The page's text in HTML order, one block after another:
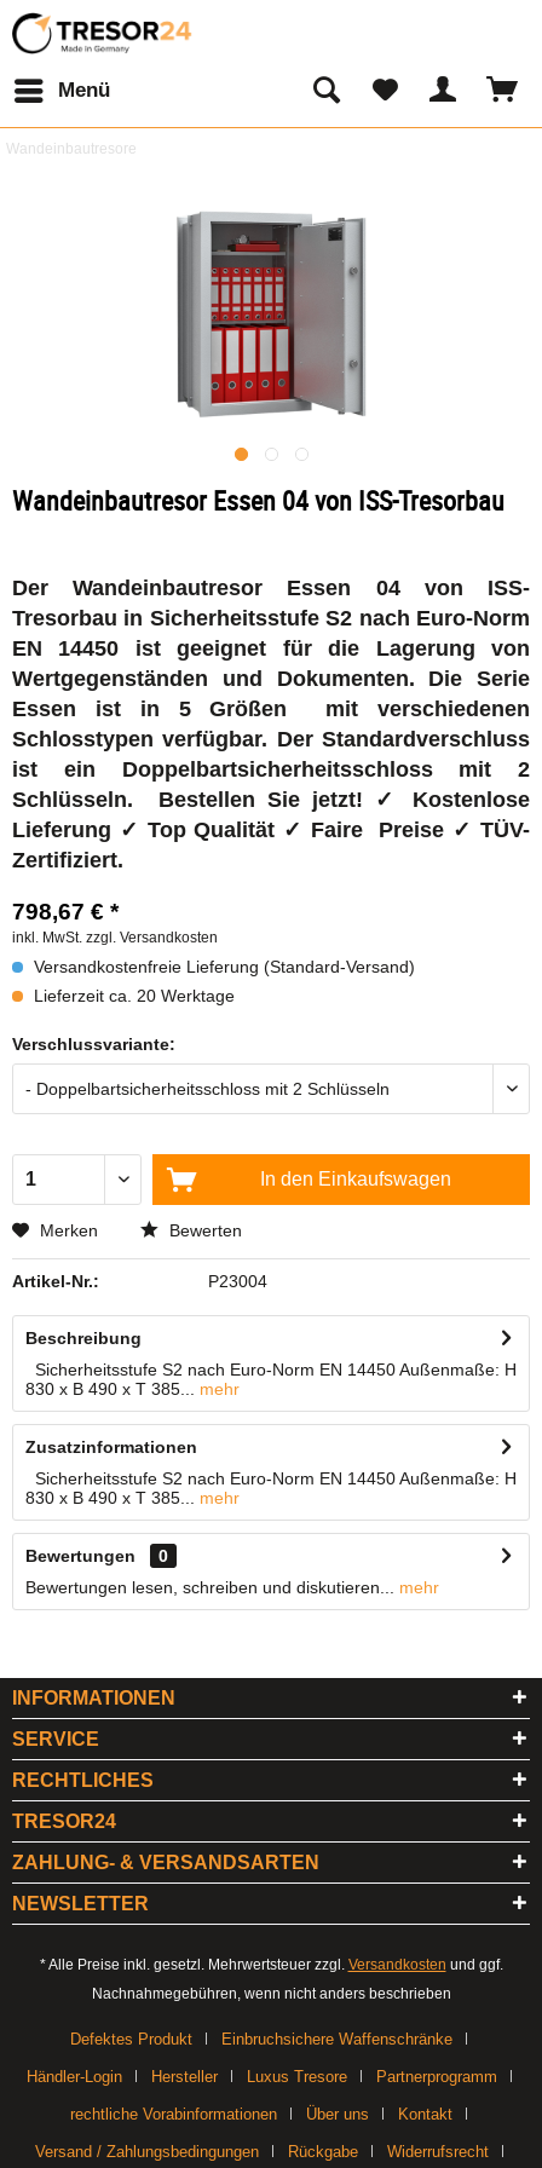
Menü
Wandeinbautresore
Wandeinbautresor Essen 04 von ISS-Tresorbau
Der Wandeinbautresor Essen 04 von ISS-
Tresorbau in Sicherheitsstufe S2 nach Euro-Norm
EN 14450 ist geeignet für die Lagerung von
Wertgegenständen und Dokumenten. Die Serie
Essen ist in 5 Größen mit verschiedenen
Schlosstypen verfügbar. Der Standardverschluss
ist ein Doppelbartsicherheitsschloss mit 2
Schlüsseln. Bestellen Sie jetzt! ✓ Kostenlose
Lieferung ✓ Top Qualität ✓ Faire Preise ✓ TÜV-
Zertifiziert.
798,67 € *
inkl. MwSt. zzgl. Versandkosten
Versandkostenfreie Lieferung (Standard-Versand)
Lieferzeit ca. 20 Werktage
Verschlussvariante:
In den Einkaufswagen
Merken Bewerten
Artikel-Nr.: P23004
Beschreibung
Sicherheitsstufe S2 nach Euro-Norm EN 14450 Außenmaße: H
830 x B 490 x T 385...
mehr
Zusatzinformationen
Sicherheitsstufe S2 nach Euro-Norm EN 14450 Außenmaße: H
830 x B 490 x T 385...
mehr
Bewertungen
0
Bewertungen lesen, schreiben und diskutieren...
mehr
INFORMATIONEN
SERVICE
RECHTLICHES
TRESOR24
ZAHLUNG- & VERSANDSARTEN
NEWSLETTER
* Alle Preise inkl. gesetzl. Mehrwertsteuer zzgl. Versandkosten und ggf.
Nachnahmegebühren, wenn nicht anders beschrieben
Defektes Produkt Einbruchsichere Waffenschränke
Händler-Login Hersteller Luxus Tresore Partnerprogramm
rechtliche Vorabinformationen Über uns Kontakt
Versand / Zahlungsbedingungen Rückgabe Widerrufsrecht